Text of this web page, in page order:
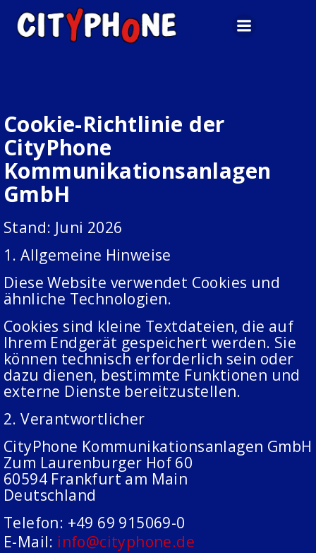
Inhalt
springen
Cookie-Richtlinie der
CityPhone
Kommunikationsanlagen
GmbH
Stand: Juni 2026
1. Allgemeine Hinweise
Diese Website verwendet Cookies und
ähnliche Technologien.
Cookies sind kleine Textdateien, die auf
Ihrem Endgerät gespeichert werden. Sie
können technisch erforderlich sein oder
dazu dienen, bestimmte Funktionen und
externe Dienste bereitzustellen.
2. Verantwortlicher
CityPhone Kommunikationsanlagen GmbH
Zum Laurenburger Hof 60
60594 Frankfurt am Main
Deutschland
Telefon: +49 69 915069-0
E-Mail: info@cityphone.de